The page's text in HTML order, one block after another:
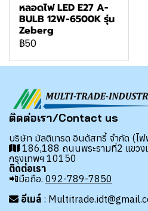
หลอดไฟ LED E27 A-
BULB 12W-6500K รุ่น
Zeberg
฿50
ติดต่อเรา/Contact us
บริษัท มัลติเทรด อินดัสทรี้ จำกัด (ไฟ
186,188 ถนนพระรามที่2 แขวง
กรุงเทพฯ 10150
ติดต่อเรา
📲มือถือ. 092-789-7850
อีเมล์ :